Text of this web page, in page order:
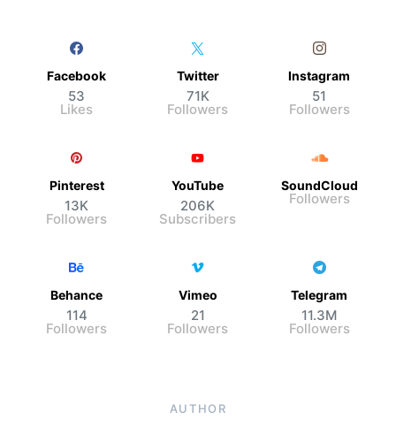
Facebook
53
Likes
Twitter
71K
Followers
Instagram
51
Followers
Pinterest
13K
Followers
YouTube
206K
Subscribers
SoundCloud
Followers
Behance
114
Followers
Vimeo
21
Followers
Telegram
11.3M
Followers
AUTHOR